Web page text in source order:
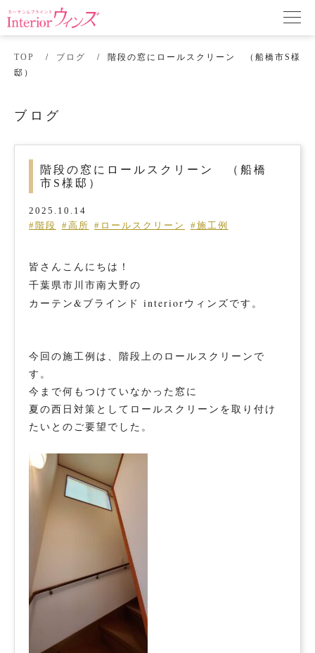
TOP ブログ
階段の窓にロールスクリーン （船橋市S様
邸）
ブログ
階段の窓にロールスクリーン （船橋
市S様邸）
2025.10.14
#階段
#高所 #ロールスクリーン #施工例
皆さんこんにちは！
千葉県市川市南大野の
カーテン&ブラインド interiorウィンズです。
今回の施工例は、階段上のロールスクリーンで
す。
今まで何もつけていなかった窓に
夏の西日対策としてロールスクリーンを取り付け
たいとのご要望でした。